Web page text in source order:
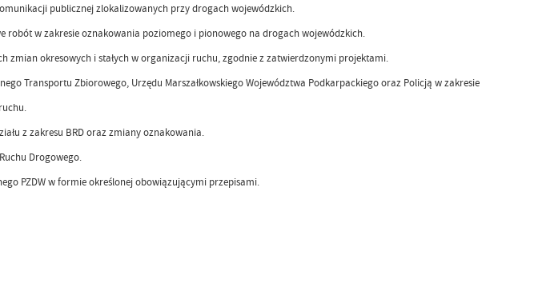
publicznej zlokalizowanych przy drogach wojewódzkich.
robót w zakresie oznakowania poziomego i pionowego na drogach wojewódzkich.
zmian okresowych i stałych w organizacji ruchu, zgodnie z zatwierdzonymi projektami.
Transportu Zbiorowego, Urzędu Marszałkowskiego Województwa Podkarpackiego oraz Policją w zakresie
z zakresu BRD oraz zmiany oznakowania.
Drogowego.
PZDW w formie określonej obowiązującymi przepisami.